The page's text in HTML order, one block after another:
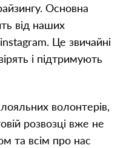
Основна
від наших
Це звичайні
і підтримують
волонтерів,
розвозці вже не
та всім про нас